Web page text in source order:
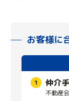
お客様に
仲介
不動産